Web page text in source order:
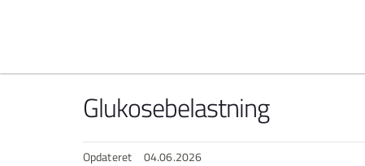
Glukosebelastning
Opdateret 04.06.2026